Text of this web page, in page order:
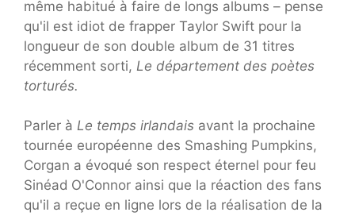
même habitué à faire de longs albums – pense
qu'il est idiot de frapper Taylor Swift pour la
longueur de son double album de 31 titres
récemment sorti, Le département des poètes
torturés.
Parler à Le temps irlandais avant la prochaine
tournée européenne des Smashing Pumpkins,
Corgan a évoqué son respect éternel pour feu
Sinéad O'Connor ainsi que la réaction des fans
qu'il a reçue en ligne lors de la réalisation de la